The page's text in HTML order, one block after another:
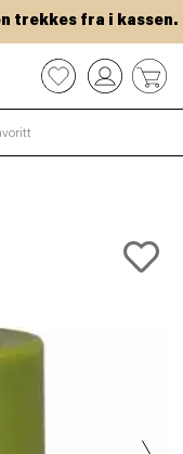
fra i kassen.
0